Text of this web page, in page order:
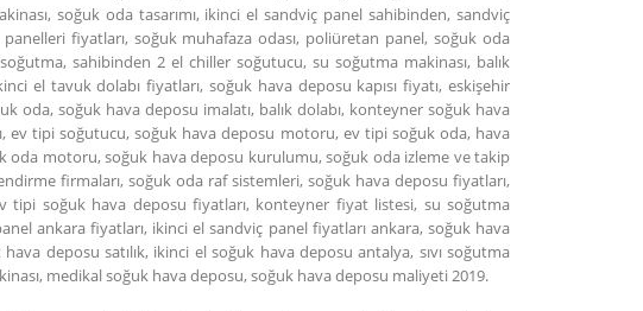
soğuk oda tasarımı, ikinci el sandviç panel sahibinden, sandviç
fiyatları, soğuk muhafaza odası, poliüretan panel, soğuk oda
sahibinden 2 el chiller soğutucu, su soğutma makinası, balık
el tavuk dolabı fiyatları, soğuk hava deposu kapısı fiyatı, eskişehir
oda, soğuk hava deposu imalatı, balık dolabı, konteyner soğuk hava
ev tipi soğutucu, soğuk hava deposu motoru, ev tipi soğuk oda, hava
oda motoru, soğuk hava deposu kurulumu, soğuk oda izleme ve takip
firmaları, soğuk oda raf sistemleri, soğuk hava deposu fiyatları,
tipi soğuk hava deposu fiyatları, konteyner fiyat listesi, su soğutma
ankara fiyatları, ikinci el sandviç panel fiyatları ankara, soğuk hava
deposu satılık, ikinci el soğuk hava deposu antalya, sıvı soğutma
medikal soğuk hava deposu, soğuk hava deposu maliyeti 2019.